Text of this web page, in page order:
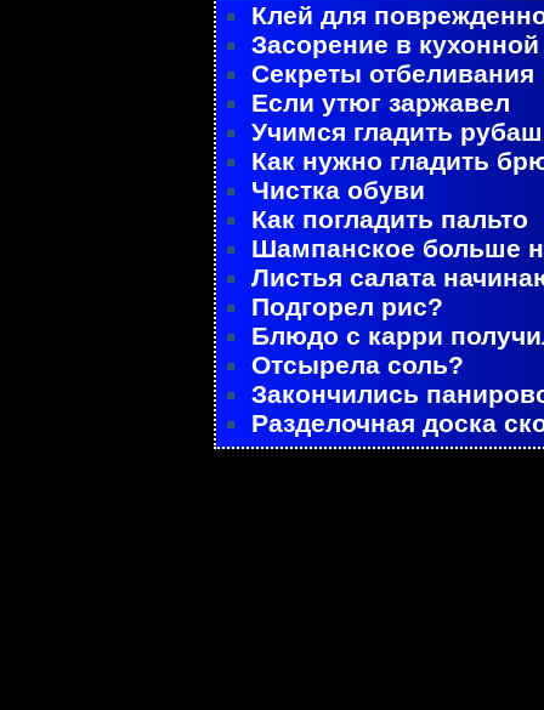
Клей для
Засорение в
Секреты отбеливания
Если утюг заржавел
Учимся гладить
Как нужно гладить
Чистка обуви
Как погладить пальто
Шампанское больше
Листья салата
Подгорел рис?
Блюдо с карри
Отсырела соль?
Закончились
Разделочная доска